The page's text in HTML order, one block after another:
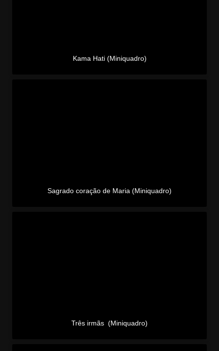
Kama Hati (Miniquadro)
Sagrado coração de Maria (Miniquadro)
Três irmãs (Miniquadro)